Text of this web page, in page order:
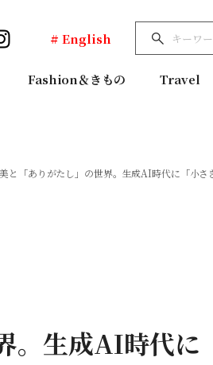
# English
Fashion＆きもの Travel
と「ありがたし」の世界。生成AI時代に「小
。生成AI時代に